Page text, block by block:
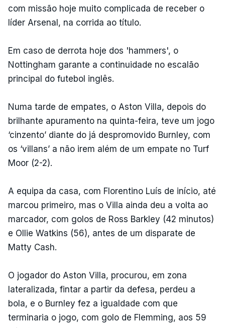
com missão hoje muito complicada de receber o
líder Arsenal, na corrida ao título.
Em caso de derrota hoje dos 'hammers', o
Nottingham garante a continuidade no escalão
principal do futebol inglês.
Numa tarde de empates, o Aston Villa, depois do
brilhante apuramento na quinta-feira, teve um jogo
‘cinzento’ diante do já despromovido Burnley, com
os ‘villans’ a não irem além de um empate no Turf
Moor (2-2).
A equipa da casa, com Florentino Luís de início, até
marcou primeiro, mas o Villa ainda deu a volta ao
marcador, com golos de Ross Barkley (42 minutos)
e Ollie Watkins (56), antes de um disparate de
Matty Cash.
O jogador do Aston Villa, procurou, em zona
lateralizada, fintar a partir da defesa, perdeu a
bola, e o Burnley fez a igualdade com que
terminaria o jogo, com golo de Flemming, aos 59